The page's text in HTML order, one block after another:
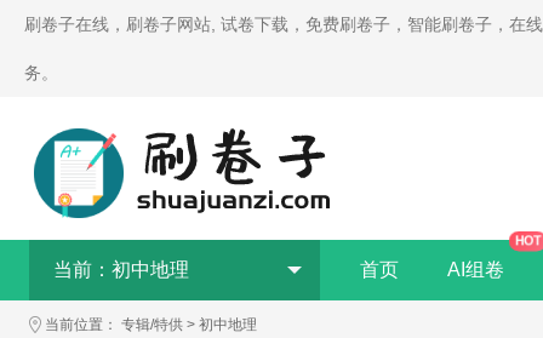
刷卷子在线，刷卷子网站, 试卷下载，免费刷卷子，智能刷卷子，在
务。
当前： 初中地理 首页 AI组卷
HOT
当前位置： 专辑/特供 > 初中地理